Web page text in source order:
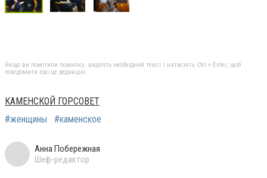
Якщо ви помітили помилку, виділіть необхідний текст і натисніть Ctrl + Enter, щоб
повідомити про це редакцію
КАМЕНСКОЙ ГОРСОВЕТ
#женщины
#каменское
Анна Побережная
Шеф-редактор